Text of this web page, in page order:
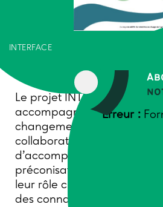
Erreur :
Le projet INTERFACE vise à
accompagner les
changement climatique en
collaborations entre
d’accompagnement. Cette
préconisations vise à
leur rôle clé dans la
des connaissances.
INTERFACE